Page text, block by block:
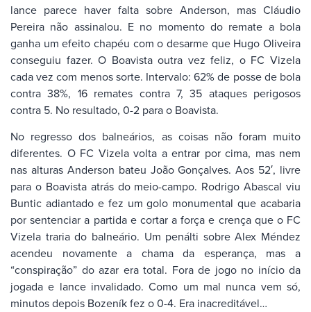
lance parece haver falta sobre Anderson, mas Cláudio
Pereira não assinalou. E no momento do remate a bola
ganha um efeito chapéu com o desarme que Hugo Oliveira
conseguiu fazer. O Boavista outra vez feliz, o FC Vizela
cada vez com menos sorte. Intervalo: 62% de posse de bola
contra 38%, 16 remates contra 7, 35 ataques perigosos
contra 5. No resultado, 0-2 para o Boavista.
No regresso dos balneários, as coisas não foram muito
diferentes. O FC Vizela volta a entrar por cima, mas nem
nas alturas Anderson bateu João Gonçalves. Aos 52′, livre
para o Boavista atrás do meio-campo. Rodrigo Abascal viu
Buntic adiantado e fez um golo monumental que acabaria
por sentenciar a partida e cortar a força e crença que o FC
Vizela traria do balneário. Um penálti sobre Alex Méndez
acendeu novamente a chama da esperança, mas a
“conspiração” do azar era total. Fora de jogo no início da
jogada e lance invalidado. Como um mal nunca vem só,
minutos depois Bozeník fez o 0-4. Era inacreditável…